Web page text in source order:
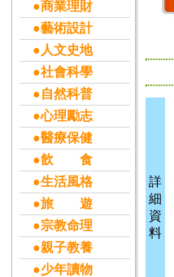
●商業理財
●藝術設計
●人文史地
●社會科學
●自然科普
●心理勵志
●醫療保健
●飲 食
●生活風格
●旅 遊
●宗教命理
●親子教養
●少年讀物
詳
細
資
料